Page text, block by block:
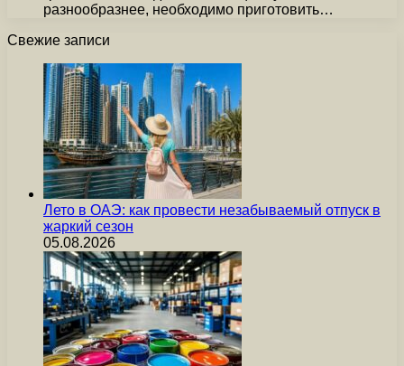
разнообразнее, необходимо приготовить…
Свежие записи
Лето в ОАЭ: как провести незабываемый отпуск в
жаркий сезон
05.08.2026